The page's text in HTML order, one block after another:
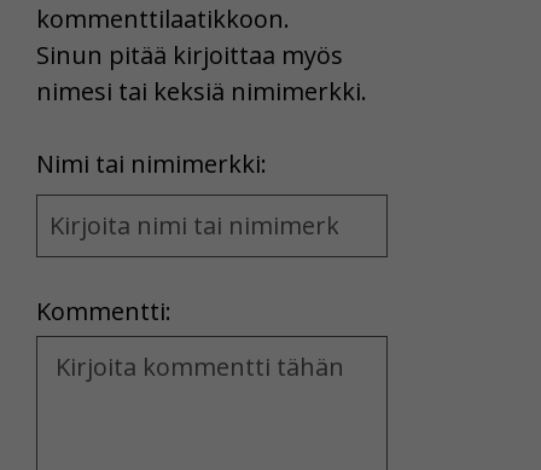
kommenttilaatikkoon.
Sinun pitää kirjoittaa myös
nimesi tai keksiä nimimerkki.
Nimi tai nimimerkki:
Name
and
Kommentti:
Kommentti